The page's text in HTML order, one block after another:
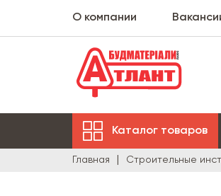
О компании
Каталог товаров
Главная Строительные